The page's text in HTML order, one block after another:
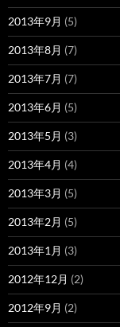
2013年9月 (5)
2013年8月 (7)
2013年7月 (7)
2013年6月 (5)
2013年5月 (3)
2013年4月 (4)
2013年3月 (5)
2013年2月 (5)
2013年1月 (3)
2012年12月 (2)
2012年9月 (2)